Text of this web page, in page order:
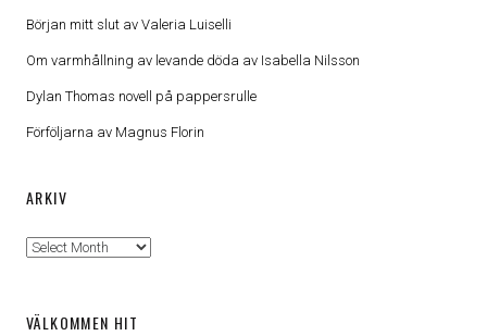
Början mitt slut av Valeria Luiselli
Om varmhållning av levande döda av Isabella Nilsson
Dylan Thomas novell på pappersrulle
Förföljarna av Magnus Florin
ARKIV
Arkiv
VÄLKOMMEN HIT